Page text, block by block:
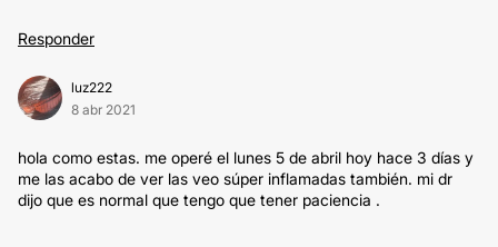
Responder
luz222
8 abr 2021
hola como estas. me operé el lunes 5 de abril hoy hace 3 días y
me las acabo de ver las veo súper inflamadas también. mi dr
dijo que es normal que tengo que tener paciencia .